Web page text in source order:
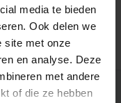
media te bieden
Ook delen we
site met onze
en analyse. Deze
met andere
of die ze hebben